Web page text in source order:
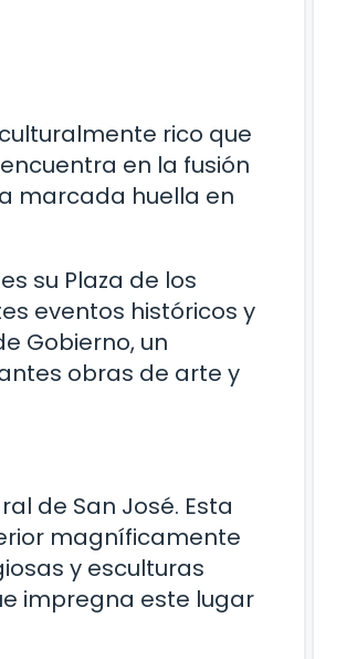
rico que
en la fusión
marcada huella en
su Plaza de los
eventos históricos y
Gobierno, un
obras de arte y
de San José. Esta
magníficamente
y esculturas
impregna este lugar